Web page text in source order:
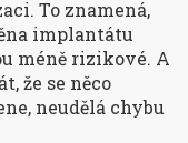
To znamená,
implantátu
méně rizikové. A
že se něco
neudělá chybu